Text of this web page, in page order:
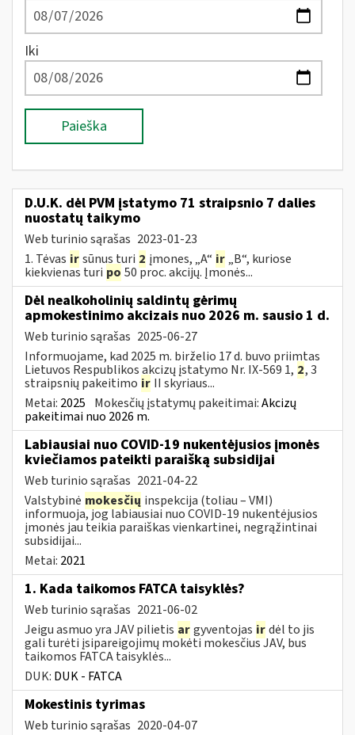
Iki
Paieška
D.U.K. dėl PVM įstatymo 71 straipsnio 7 dalies
nuostatų taikymo
Web turinio sąrašas 2023-01-23
1. Tėvas irsūnus turi 2 įmones, „A“ ir„B“, kuriose
kiekvienas turi po 50 proc. akcijų. Įmonės...
Dėl nealkoholinių saldintų gėrimų
apmokestinimo akcizais nuo 2026 m. sausio 1 d.
Web turinio sąrašas 2025-06-27
Informuojame, kad 2025 m. birželio 17 d. buvo priimtas
Lietuvos Respublikos akcizų įstatymo Nr. IX-569 1, 2, 3
straipsnių pakeitimo ir II skyriaus...
Metai: 2025 Mokesčių įstatymų pakeitimai:Akcizų
pakeitimai nuo 2026 m.
Labiausiai nuo COVID-19 nukentėjusios įmonės
kviečiamos pateikti paraišką subsidijai
Web turinio sąrašas 2021-04-22
Valstybinė mokesčių inspekcija (toliau – VMI)
informuoja, jog labiausiai nuo COVID-19 nukentėjusios
įmonės jau teikia paraiškas vienkartinei, negrąžintinai
subsidijai...
Metai: 2021
1. Kada taikomos FATCA taisyklės?
Web turinio sąrašas 2021-06-02
Jeigu asmuo yra JAV pilietis argyventojas irdėl to jis
gali turėti įsipareigojimų mokėti mokesčius JAV, bus
taikomos FATCA taisyklės...
DUK: DUK - FATCA
Mokestinis tyrimas
Web turinio sąrašas 2020-04-07